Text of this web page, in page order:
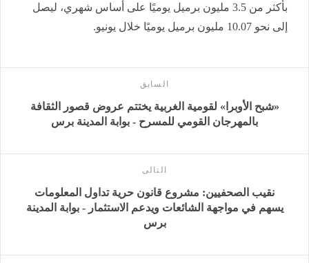
بأكثر من 3.5 مليون برميل يوميًا على أساس شهري، ليصل
إلى نحو 10.07 مليون برميل يوميًا خلال يونيو.
السابق
«شبح الأوبرا» لقومية الغربية يختتم عروض قصور الثقافة
بالمهرجان القومي للمسرح - بوابة المدينة برس
التالى
نقيب الصحفيين: مشروع قانون حرية تداول المعلومات
يسهم في مواجهة الشائعات ويدعم الاستثمار - بوابة المدينة
برس